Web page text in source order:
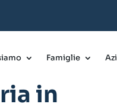
Famiglie
in